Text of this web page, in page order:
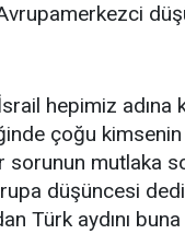
hepimiz adına
çoğu kimsenin
sorunun mutlaka
düşüncesi
Türk aydını